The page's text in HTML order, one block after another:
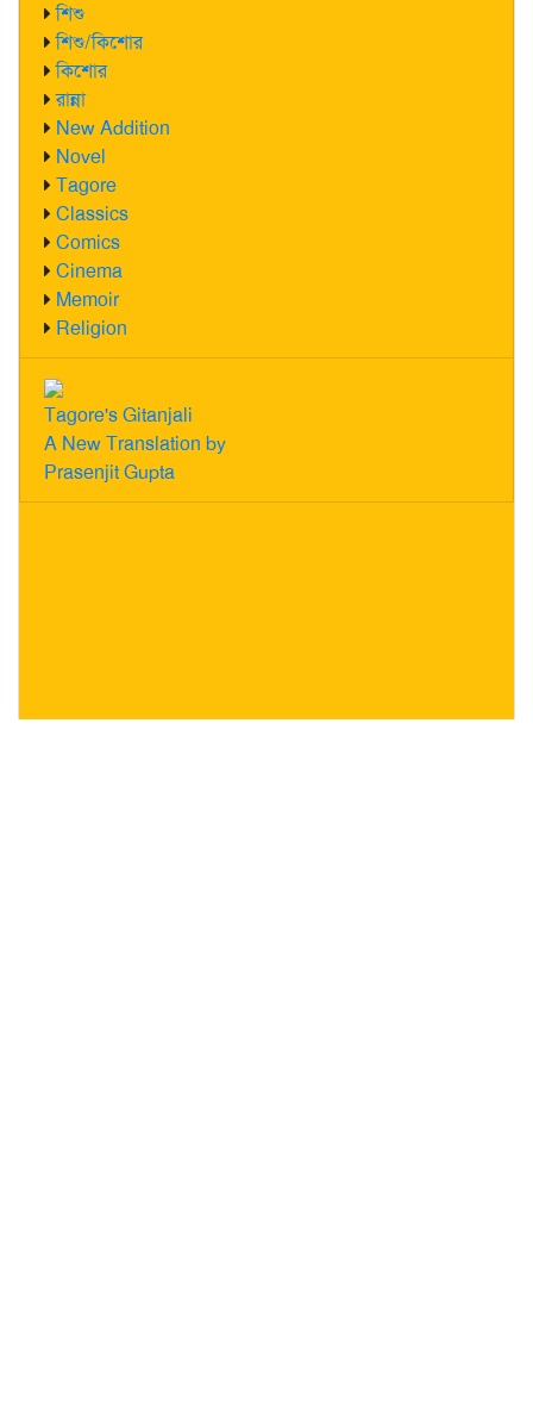
শিশু
শিশু/কিশোর
কিশোর
রান্না
New Addition
Novel
Tagore
Classics
Comics
Cinema
Memoir
Religion
Tagore's Gitanjali
A New Translation by
Prasenjit Gupta